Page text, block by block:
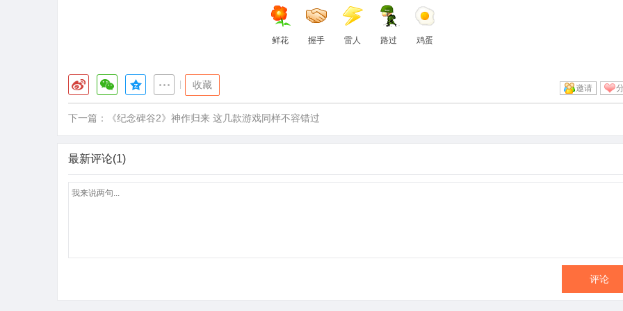
鲜花 握手 雷人 路过 鸡蛋
收藏 邀请
下一篇： 《纪念碑谷2》神作归来 这几款游戏同样不容错过
最新评论(1)
评论